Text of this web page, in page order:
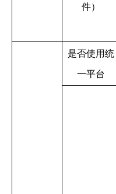
件）
是否使用统
一平台